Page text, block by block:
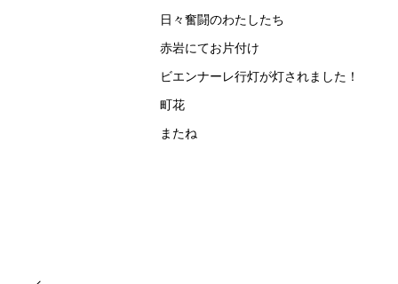
日々奮闘のわたしたち
赤岩にてお片付け
ビエンナーレ行灯が灯されました！
町花
またね